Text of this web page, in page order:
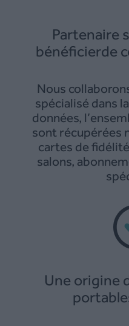
Partenaire
bénéficierde
Nous
spécialisé dans
données,
sont récupérées
cartes de
salons,
Une origine